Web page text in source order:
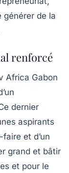
générer de la
renforcé
Africa Gabon
dernier
aspirants
et d’un
grand et bâtir
et pour le